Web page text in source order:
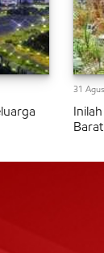
31
Barat